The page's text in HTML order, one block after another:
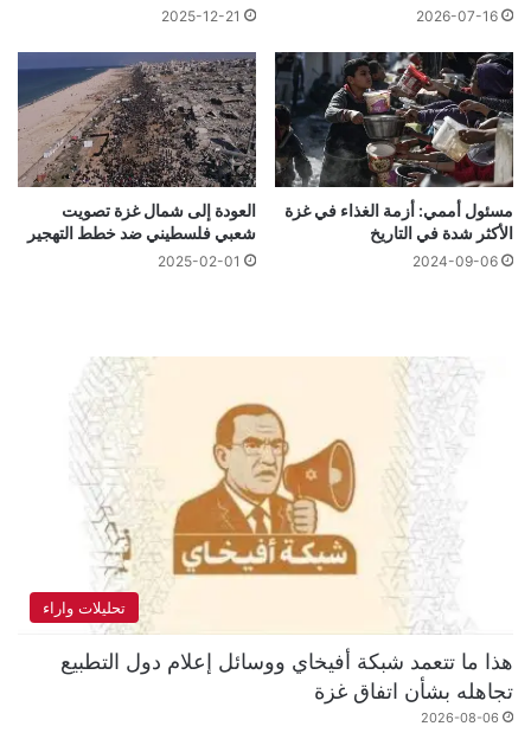
2026-07-16
2025-12-21
مسئول أممي: أزمة الغذاء في غزة
الأكثر شدة في التاريخ
2024-09-06
العودة إلى شمال غزة تصويت
شعبي فلسطيني ضد خطط التهجير
2025-02-01
تحليلات واراء
هذا ما تتعمد شبكة أفيخاي ووسائل إعلام دول التطبيع
تجاهله بشأن اتفاق غزة
2026-08-06